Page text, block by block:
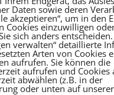
Daten sowie deren
akzeptieren“, um in den
Cookies einzuwilligen
sich anders
verwalten“ detaillierte
Arten von Cookies
aufrufen. Sie können die
aufrufen und Cookies
abwählen (z.B. in der
oder unten auf